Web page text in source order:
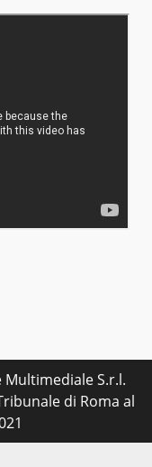
S.r.l.
di Roma al